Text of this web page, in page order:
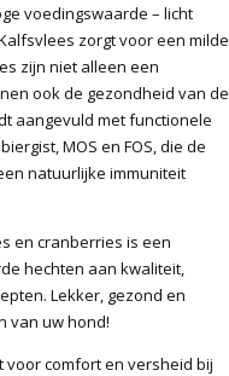
voedingswaarde – licht
zorgt voor een milde
zijn niet alleen een
ook de gezondheid van de
aangevuld met functionele
MOS en FOS, die de
natuurlijke immuniteit
en cranberries is een
hechten aan kwaliteit,
Lekker, gezond en
van uw hond!
voor comfort en versheid bij